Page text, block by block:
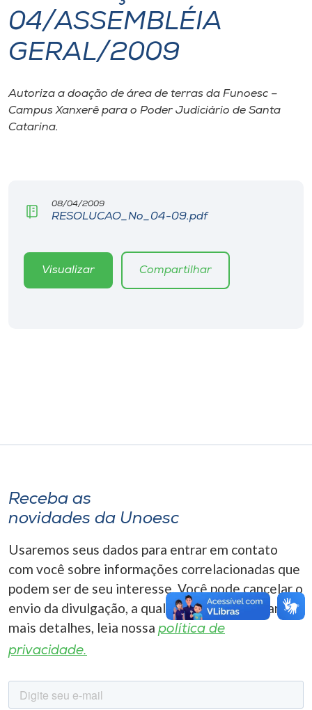
I.nova
Cultura
Selecione
A+
04/ASSEMBLÉIA
GERAL/2009
Autoriza a doação de área de terras da Funoesc –
Campus Xanxerê para o Poder Judiciário de Santa
Catarina.
08/04/2009
RESOLUCAO_No_04-09.pdf
Visualizar Compartilhar
Receba as
novidades da Unoesc
Usaremos seus dados para entrar em contato
com você sobre informações correlacionadas que
podem ser de seu interesse. Você pode cancelar o
envio da divulgação, a qualquer momento. Para
mais detalhes, leia nossa política de
privacidade.